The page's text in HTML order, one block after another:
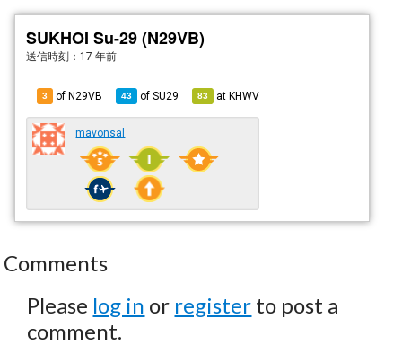
SUKHOI Su-29 (N29VB)
送信時刻： 17 年前
3 of N29VB 43 ofSU29 83 atKHWV
mavonsal
Comments
Please log in or register to post a
comment.